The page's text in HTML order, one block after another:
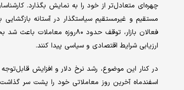
چهره‌ای متعادل‌تر از خود را به نمایش بگذارد.
مستقیم و غیرمستقیم سیاستگذار در آستانه بازگشایی
فعالان بازار، توقف حدود
ارزیابی شرایط اقتصادی و سیاسی پیدا کنند.
در کنار این موضوع، رشد نرخ دلار و افزایش
اسفندماه آخرین روز معاملاتی خود را پشت سر